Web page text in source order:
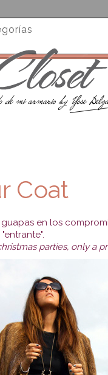
Coat
en los
parties, only a